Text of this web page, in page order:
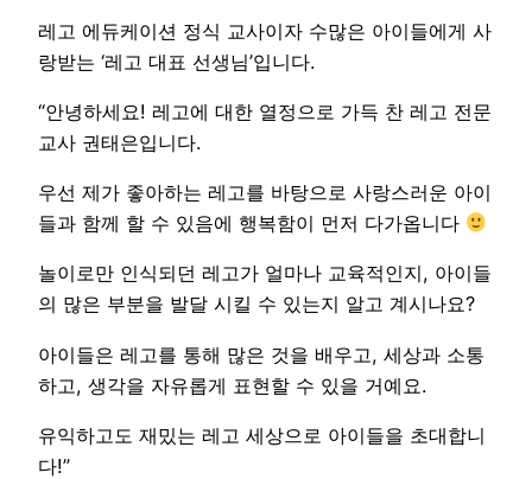
레고 에듀케이션 정식 교사이자 수많은 아이들에게 사
랑받는 ‘레고 대표 선생님’입니다.
“안녕하세요! 레고에 대한 열정으로 가득 찬 레고 전문
교사 권태은입니다.
우선 제가 좋아하는 레고를 바탕으로 사랑스러운 아이
들과 함께 할 수 있음에 행복함이 먼저 다가옵니다
놀이로만 인식되던 레고가 얼마나 교육적인지, 아이들
의 많은 부분을 발달 시킬 수 있는지 알고 계시나요?
아이들은 레고를 통해 많은 것을 배우고, 세상과 소통
하고, 생각을 자유롭게 표현할 수 있을 거예요.
유익하고도 재밌는 레고 세상으로 아이들을 초대합니
다!”